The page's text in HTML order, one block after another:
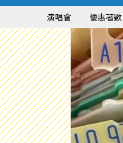
演唱會 優惠著數